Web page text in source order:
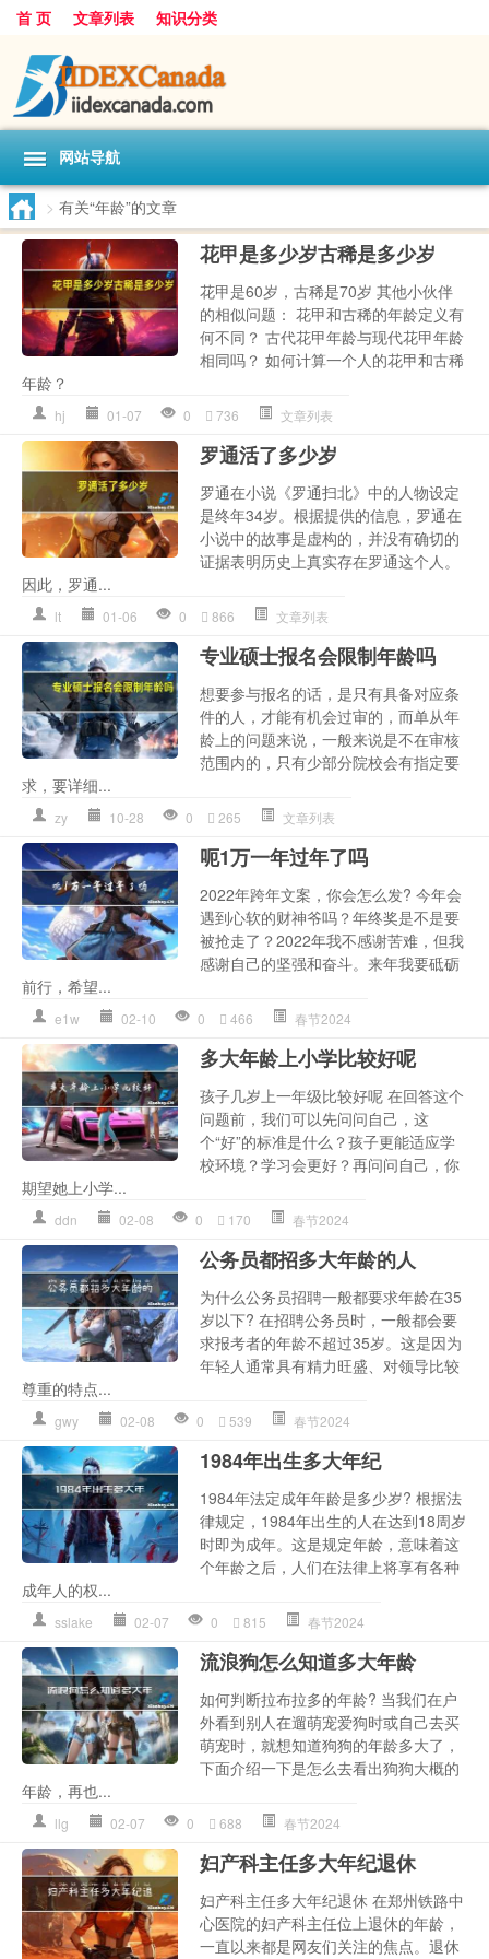
首 页 文章列表 知识分类
网站导航
> 有关“年龄”的文章
花甲是多少岁古稀是多少岁
花甲是60岁，古稀是70岁 其他小伙伴
的相似问题： 花甲和古稀的年龄定义有
何不同？ 古代花甲年龄与现代花甲年龄
相同吗？ 如何计算一个人的花甲和古稀
年龄？
hj 01-07 0 736 文章列表
罗通活了多少岁
罗通在小说《罗通扫北》中的人物设定
是终年34岁。根据提供的信息，罗通在
小说中的故事是虚构的，并没有确切的
证据表明历史上真实存在罗通这个人。
因此，罗通...
lt 01-06 0 866 文章列表
专业硕士报名会限制年龄吗
想要参与报名的话，是只有具备对应条
件的人，才能有机会过审的，而单从年
龄上的问题来说，一般来说是不在审核
范围内的，只有少部分院校会有指定要
求，要详细...
zy 10-28 0 265 文章列表
呃1万一年过年了吗
2022年跨年文案，你会怎么发? 今年会
遇到心软的财神爷吗？年终奖是不是要
被抢走了？2022年我不感谢苦难，但我
感谢自己的坚强和奋斗。来年我要砥砺
前行，希望...
e1w 02-10 0 466 春节2024
多大年龄上小学比较好呢
孩子几岁上一年级比较好呢 在回答这个
问题前，我们可以先问问自己，这
个“好”的标准是什么？孩子更能适应学
校环境？学习会更好？再问问自己，你
期望她上小学...
ddn 02-08 0 170 春节2024
公务员都招多大年龄的人
为什么公务员招聘一般都要求年龄在35
岁以下? 在招聘公务员时，一般都会要
求报考者的年龄不超过35岁。这是因为
年轻人通常具有精力旺盛、对领导比较
尊重的特点...
gwy 02-08 0 539 春节2024
1984年出生多大年纪
1984年法定成年年龄是多少岁? 根据法
律规定，1984年出生的人在达到18周岁
时即为成年。这是规定年龄，意味着这
个年龄之后，人们在法律上将享有各种
成年人的权...
sslake 02-07 0 815 春节2024
流浪狗怎么知道多大年龄
如何判断拉布拉多的年龄? 当我们在户
外看到别人在遛萌宠爱狗时或自己去买
萌宠时，就想知道狗狗的年龄多大了，
下面介绍一下是怎么去看出狗狗大概的
年龄，再也...
llg 02-07 0 688 春节2024
妇产科主任多大年纪退休
妇产科主任多大年纪退休 在郑州铁路中
心医院的妇产科主任位上退休的年龄，
一直以来都是网友们关注的焦点。退休